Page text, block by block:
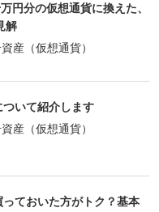
円分の仮想通貨に換えた、
解
産（仮想通貨）
いて紹介します
産（仮想通貨）
ておいた方がトク？基本